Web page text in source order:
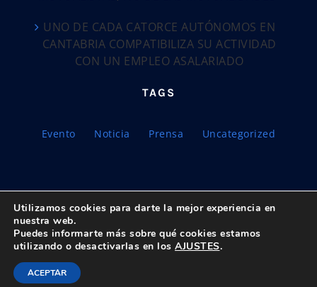
UNO DE CADA CATORCE AUTÓNOMOS EN
CANTABRIA COMPATIBILIZA SU ACTIVIDAD
CON UN EMPLEO ASALARIADO
TAGS
Evento Noticia Prensa Uncategorized
© Copyright 2018 - 2026 UPTA | Todos los derechos reservados
|Política de privacidad|Aviso Legal
Utilizamos cookies para darte la mejor experiencia en
nuestra web.
Puedes informarte más sobre qué cookies estamos
utilizando o desactivarlas en los AJUSTES.
ACEPTAR